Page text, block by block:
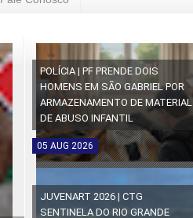
POLÍCIA | PF PRENDE DOIS
HOMENS EM SÃO GABRIEL POR
ARMAZENAMENTO DE MATERIAL
DE ABUSO INFANTIL
05 AUG 2026
JUVENART 2026 | CTG
SENTINELA DO RIO GRANDE